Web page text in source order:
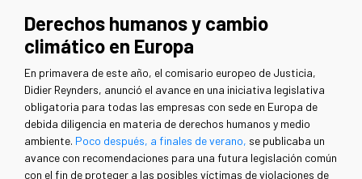
Derechos humanos y cambio
climático en Europa
En primavera de este año, el comisario europeo de Justicia,
Didier Reynders, anunció el avance en una iniciativa legislativa
obligatoria para todas las empresas con sede en Europa de
debida diligencia en materia de derechos humanos y medio
ambiente. Poco después, a finales de verano, se publicaba un
avance con recomendaciones para una futura legislación común
con el fin de proteger a las posibles víctimas de violaciones de